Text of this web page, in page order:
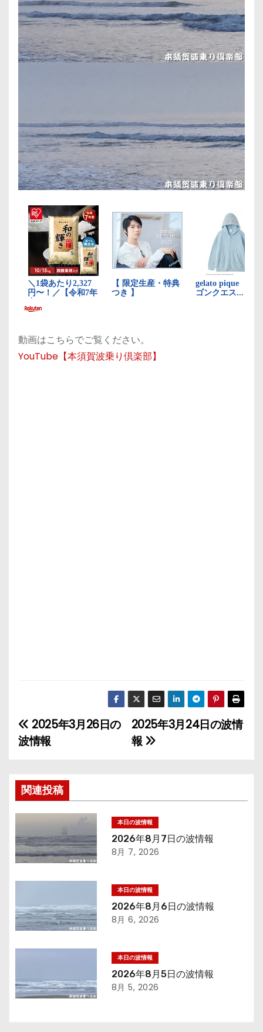
動画はこちらでご覧ください。
YouTube【本須賀波乗り倶楽部】
投
稿
ナ
ビ
ゲ
ー
シ
ョ
ン
2025年3月24日の波情
報
2025年3月26日の
波情報
関連投稿
本日の波情報
2026年8月7日の波情報
8月 7, 2026
本日の波情報
2026年8月6日の波情報
8月 6, 2026
本日の波情報
2026年8月5日の波情報
8月 5, 2026